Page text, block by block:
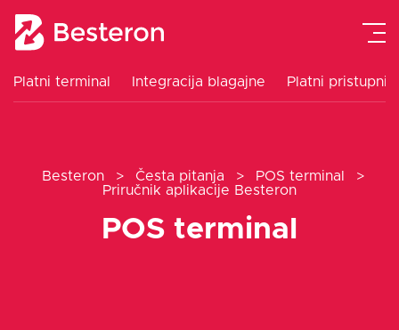
Platni terminal Integracija blagajne Platni pristupnik
Platni pristupnik
Integracija blagajne
Besteron > Česta pitanja > POS terminal
>
Priručnik aplikacije Besteron
POS terminal